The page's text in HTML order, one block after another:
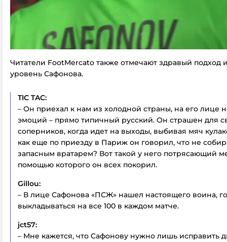
Читатели FootMercato также отмечают здравый подход
уровень Сафонова.
TIC TAC:
– Он приехал к нам из холодной страны, на его лице
эмоций – прямо типичный русский. Он страшен для
соперников, когда идет на выходы, выбивая мяч
как еще по приезду в Париж он говорил, что не
запасным вратарем? Вот такой у него потрясающий
помощью которого он всех покорил.
Gillou:
– В лице Сафонова «ПСЖ» нашел настоящего воина,
выкладываться на все 100 в каждом матче.
jct57:
– Мне кажется, что Сафонову нужно лишь исправить